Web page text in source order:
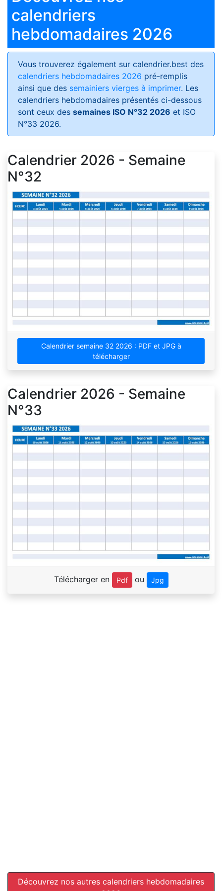
calendriers
hebdomadaires 2026
Vous trouverez également sur calendrier.best des
calendriers hebdomadaires 2026 pré-remplis
ainsi que des semainiers vierges à imprimer. Les
calendriers hebdomadaires présentés ci-dessous
sont ceux des semaines ISO N°32 2026 et ISO
N°33 2026.
Calendrier 2026 - Semaine
N°32
Calendrier semaine 32 2026 : PDF et JPG à
télécharger
Calendrier 2026 - Semaine
N°33
Télécharger en Pdf ou Jpg
Découvrez nos autres calendriers hebdomadaires